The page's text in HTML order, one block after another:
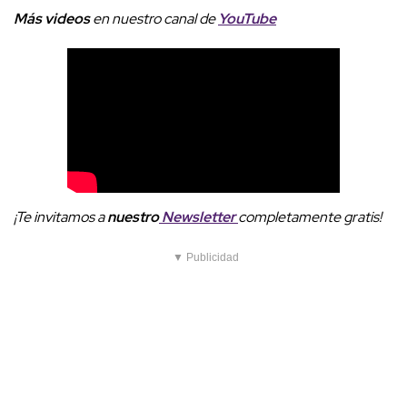
Más videosen nuestro canal de YouTube
¡Te invitamos anuestroNewslettercompletamente gratis!
▼ Publicidad